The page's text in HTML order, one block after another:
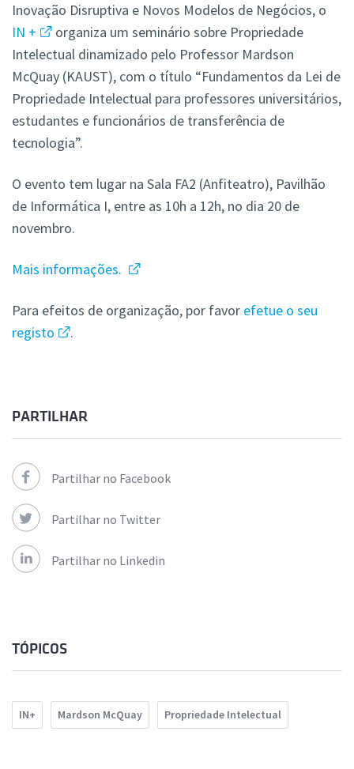
Inovação Disruptiva e Novos Modelos de Negócios, o
IN +
organiza um seminário sobre Propriedade
Intelectual dinamizado pelo Professor Mardson
McQuay (KAUST), com o título “Fundamentos da Lei de
Propriedade Intelectual para professores universitários,
estudantes e funcionários de transferência de
tecnologia”.
O evento tem lugar na Sala FA2 (Anfiteatro), Pavilhão
de Informática I, entre as 10h a 12h, no dia 20 de
novembro.
Mais informações.
Para efeitos de organização, por favor efetue o seu
registo
.
PARTILHAR
Partilhar no Facebook
Partilhar no Twitter
Partilhar no Linkedin
TÓPICOS
IN+ Mardson McQuay Propriedade Intelectual